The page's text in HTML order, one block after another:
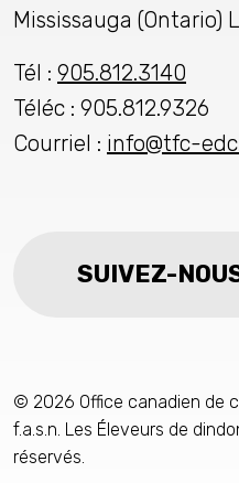
Mississauga (Ontario)
Tél : 905.812.3140
Téléc : 905.812.9326
Courriel : info@tfc-
SUIVEZ-
© 2026 Office canadien de
f.a.s.n. Les Éleveurs de
réservés.